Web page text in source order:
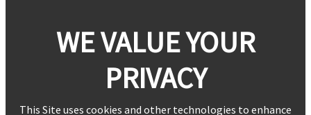
WE VALUE YOUR
PRIVACY
This Site uses cookies and other technologies to enhance